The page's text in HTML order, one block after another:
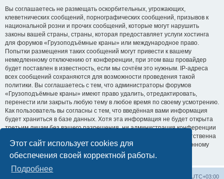
Этот сайт использует cookies для
обеспечения своей корректной работы.
Подробнее
Вы соглашаетесь не размещать оскорбительных, угрожающих,
клеветнических сообщений, порнографических сообщений, призывов к
национальной розни и прочих сообщений, которые могут нарушить
законы вашей страны, страны, которая предоставляет услуги хостинга
для форумов «Грузоподъёмные краны» или международное право.
Попытки размещения таких сообщений могут привести к вашему
немедленному отключению от конференции, при этом ваш провайдер
будет поставлен в известность, если мы сочтём это нужным. IP-адреса
всех сообщений сохраняются для возможности проведения такой
политики. Вы соглашаетесь с тем, что администраторы форумов
«Грузоподъёмные краны» имеют право удалить, отредактировать,
перенести или закрыть любую тему в любое время по своему усмотрению.
Как пользователь вы согласны с тем, что введённая вами информация
будет храниться в базе данных. Хотя эта информация не будет открыта
третьим лицам без вашего разрешения, ни администрация конференции
«Грузоподъёмные краны», ни phpBB Limited не может быть ответственна
за действия хакеров, которые могут привести к несанкционированному
доступу к ней.
UTC+03:00